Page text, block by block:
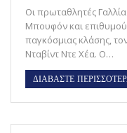
Οι πρωταθλητές
Μπουφόν και
παγκόσμιας κλάσης,
Νταβίντ Ντε Χέα. Ο…
ΔΙΑΒΑΣΤΕ